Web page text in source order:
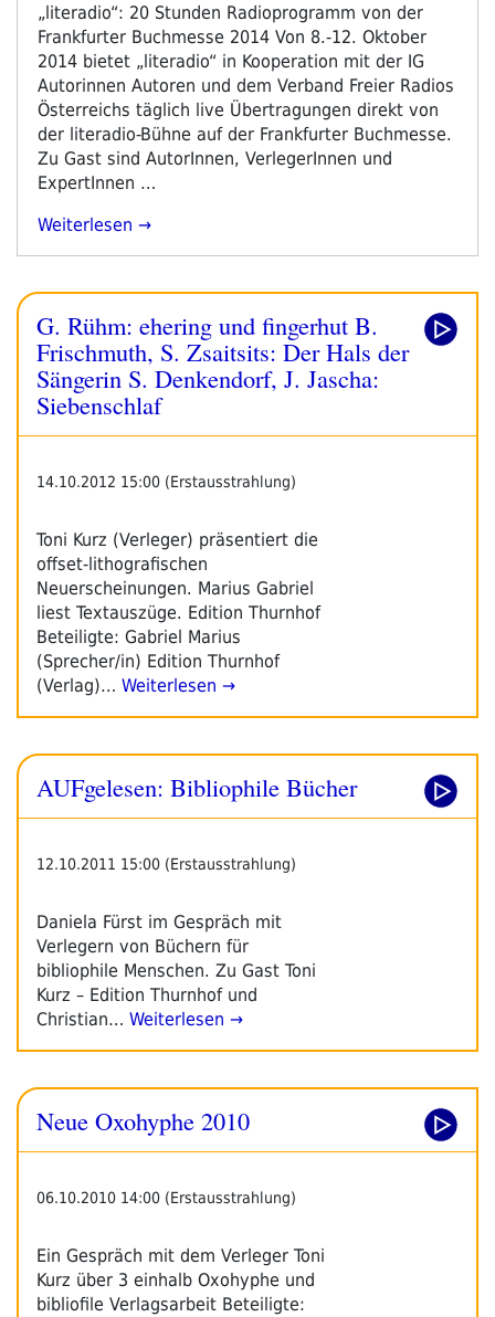
„literadio“: 20 Stunden Radioprogramm von der
Frankfurter Buchmesse 2014 Von 8.-12. Oktober
2014 bietet „literadio“ in Kooperation mit der IG
Autorinnen Autoren und dem Verband Freier Radios
Österreichs täglich live Übertragungen direkt von
der literadio-Bühne auf der Frankfurter Buchmesse.
Zu Gast sind AutorInnen, VerlegerInnen und
ExpertInnen …
„literadio
Frankfurter
Buchmesse
2014
–
Pressetext“
Weiterlesen
G. Rühm: ehering und fingerhut B.
Frischmuth, S. Zsaitsits: Der Hals der
Sängerin S. Denkendorf, J. Jascha:
Siebenschlaf
14.10.2012 15:00 (Erstausstrahlung)
Toni Kurz (Verleger) präsentiert die
offset-lithografischen
Neuerscheinungen. Marius Gabriel
liest Textauszüge. Edition Thurnhof
Beteiligte: Gabriel Marius
(Sprecher/in) Edition Thurnhof
(Verlag)… Weiterlesen →
AUFgelesen: Bibliophile Bücher
12.10.2011 15:00 (Erstausstrahlung)
Daniela Fürst im Gespräch mit
Verlegern von Büchern für
bibliophile Menschen. Zu Gast Toni
Kurz – Edition Thurnhof und
Christian… Weiterlesen →
Neue Oxohyphe 2010
06.10.2010 14:00 (Erstausstrahlung)
Ein Gespräch mit dem Verleger Toni
Kurz über 3 einhalb Oxohyphe und
bibliofile Verlagsarbeit Beteiligte: